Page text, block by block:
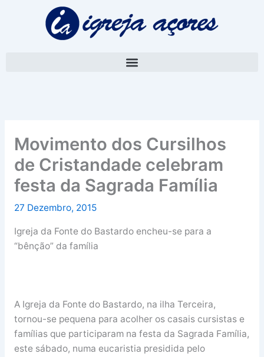
Movimento dos Cursilhos
de Cristandade celebram
festa da Sagrada Família
27 Dezembro, 2015
Igreja da Fonte do Bastardo encheu-se para a
“bênção” da família
A Igreja da Fonte do Bastardo, na ilha Terceira,
tornou-se pequena para acolher os casais cursistas e
famílias que participaram na festa da Sagrada Família,
este sábado, numa eucaristia presidida pelo